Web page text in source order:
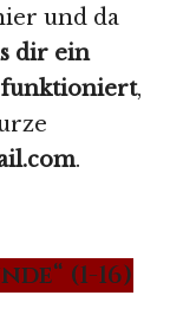
und da
dir ein
funktioniert,
.
(1-16)